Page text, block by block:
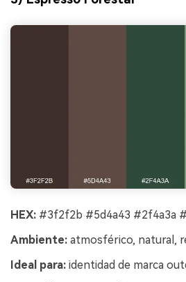
HEX: #3f2f2b #5d4a43 #2f4a3a
Ambiente: atmosférico, natural,
Ideal para: identidad de marca